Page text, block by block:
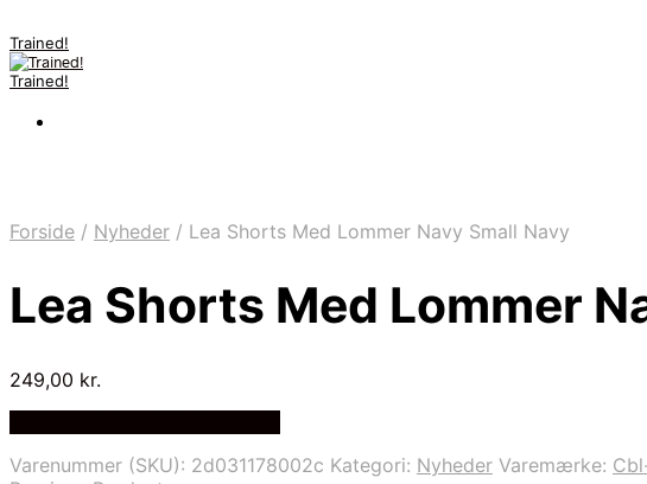
Trained!
Trained!
Forside / Nyheder / Lea Shorts Med Lommer Navy Small Navy
Lea Shorts Med Lommer
249,00 kr.
Varenummer (SKU): 2d031178002c Kategori: Nyheder Varemærke: